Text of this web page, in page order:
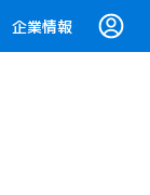
企業情報